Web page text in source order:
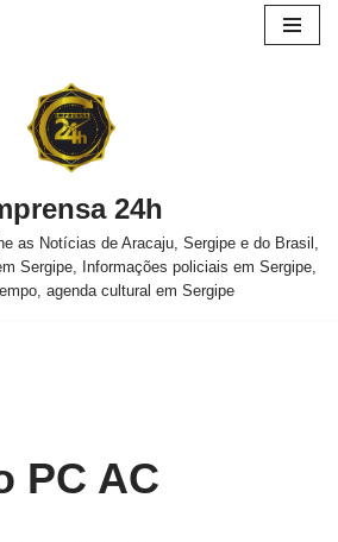
24h
as Notícias de Aracaju, Sergipe e do Brasil,
Sergipe, Informações policiais em Sergipe,
agenda cultural em Sergipe
PC AC